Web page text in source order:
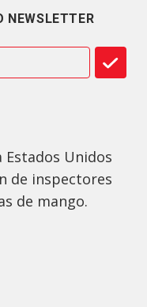
NEWSLETTER
Unidos
de inspectores
de mango.